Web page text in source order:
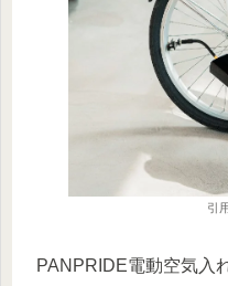
引
PANPRIDE電動空気入